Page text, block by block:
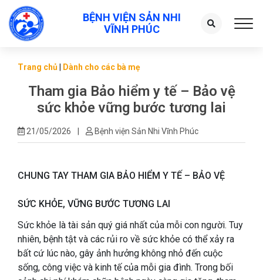
BỆNH VIỆN SẢN NHI
VĨNH PHÚC
Trang chủ Dành cho các bà mẹ
Tham gia Bảo hiểm y tế – Bảo vệ
sức khỏe vững bước tương lai
21/05/2026 Bệnh viện Sản Nhi Vĩnh Phúc
CHUNG TAY THAM GIA BẢO HIỂM Y TẾ – BẢO VỆ
SỨC KHỎE, VỮNG BƯỚC TƯƠNG LAI
Sức khỏe là tài sản quý giá nhất của mỗi con người. Tuy
nhiên, bệnh tật và các rủi ro về sức khỏe có thể xảy ra
bất cứ lúc nào, gây ảnh hưởng không nhỏ đến cuộc
sống, công việc và kinh tế của mỗi gia đình. Trong bối